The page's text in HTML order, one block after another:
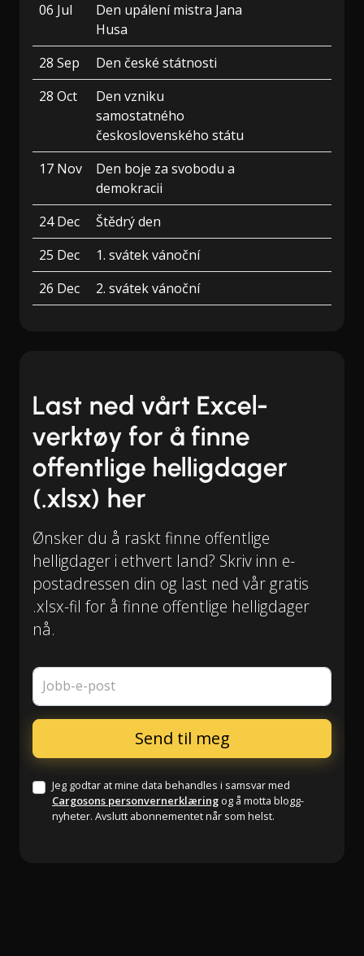
06 Jul
Den upálení mistra Jana
Husa
28 Sep
Den české státnosti
28 Oct
Den vzniku
samostatného
československého státu
17 Nov
Den boje za svobodu a
demokracii
24 Dec
Štědrý den
25 Dec
1. svátek vánoční
26 Dec
2. svátek vánoční
Last ned vårt Excel-
verktøy for å finne
offentlige helligdager
(.xlsx) her
Ønsker du å raskt finne offentlige
helligdager i ethvert land? Skriv inn e-
postadressen din og last ned vår gratis
.xlsx-fil for å finne offentlige helligdager
nå.
Jobb-e-post
Jeg godtar at mine data behandles i samsvar med
Cargosons personvernerklæring og å motta blogg-
nyheter. Avslutt abonnementet når som helst.